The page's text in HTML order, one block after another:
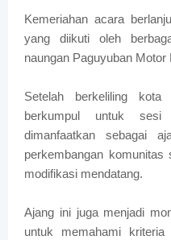
Kemeriahan acara
yang diikuti oleh
naungan Paguyuban
Setelah berkeliling
berkumpul untuk
dimanfaatkan sebagai
perkembangan
modifikasi mendatang.
Ajang ini juga menjadi
untuk memahami